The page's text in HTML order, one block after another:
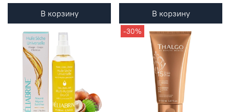
В корзину В корзину
-30%